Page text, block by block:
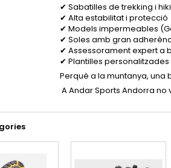
✔ Sabatilles de trekking i
✔ Alta estabilitat i protecció
✔ Models impermeables
✔ Soles amb gran
✔ Assessorament expert a
✔ Plantilles
Perquè a la muntanya,
A Andar Sports Andorra